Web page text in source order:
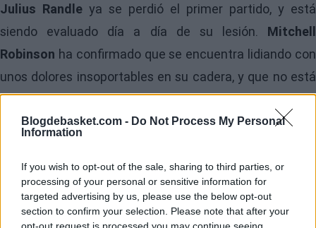
Blogdebasket.com - Do Not Process My Personal
Information
If you wish to opt-out of the sale, sharing to third parties, or
processing of your personal or sensitive information for
targeted advertising by us, please use the below opt-out
section to confirm your selection. Please note that after your
opt-out request is processed you may continue seeing
Julius Randle ya se perdió el primer partido, y está
siendo evaluado día a día de su lesión. Mitchell
Robinson ha confirmado que se encuentra lidiando con
unos dolores insoportables en su cadera, y que no está
rindiendo según la exigencia de una eliminatoria de este
calibre. En una serie tan física contra los Heat, los de La
recuperar a sus dos ‘grandes’ lo más pronto posible.